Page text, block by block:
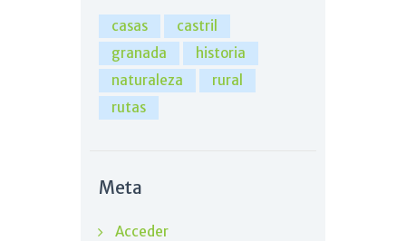
casas
castril
granada
historia
naturaleza
rural
rutas
Meta
Acceder